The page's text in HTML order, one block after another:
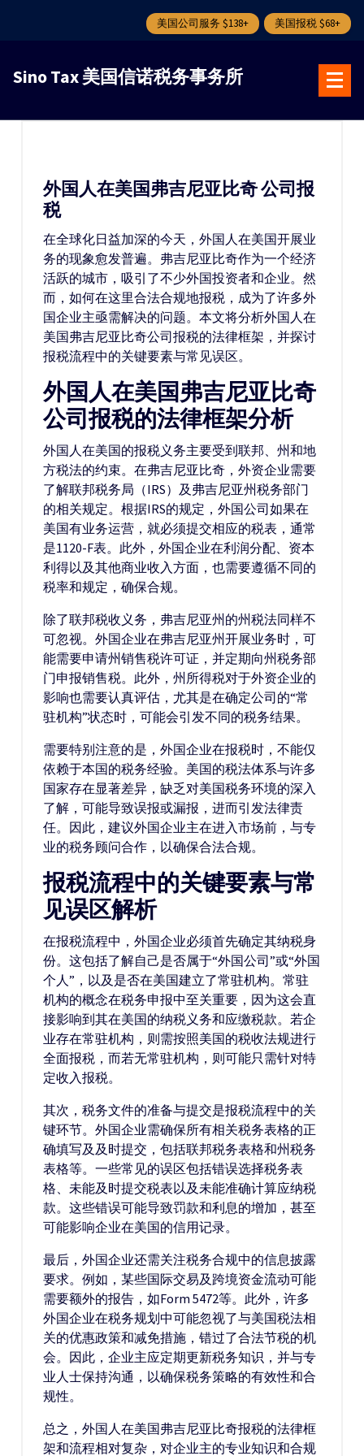
美国公司服务 $138+ 美国报税 $68+
Sino Tax 美国信诺税务事务所
外国人在美国弗吉尼亚比奇 公司报
税
在全球化日益加深的今天，外国人在美国开展业
务的现象愈发普遍。弗吉尼亚比奇作为一个经济
活跃的城市，吸引了不少外国投资者和企业。然
而，如何在这里合法合规地报税，成为了许多外
国企业主亟需解决的问题。本文将分析外国人在
美国弗吉尼亚比奇公司报税的法律框架，并探讨
报税流程中的关键要素与常见误区。
外国人在美国弗吉尼亚比奇
公司报税的法律框架分析
外国人在美国的报税义务主要受到联邦、州和地
方税法的约束。在弗吉尼亚比奇，外资企业需要
了解联邦税务局（IRS）及弗吉尼亚州税务部门
的相关规定。根据IRS的规定，外国公司如果在
美国有业务运营，就必须提交相应的税表，通常
是1120-F表。此外，外国企业在利润分配、资本
利得以及其他商业收入方面，也需要遵循不同的
税率和规定，确保合规。
除了联邦税收义务，弗吉尼亚州的州税法同样不
可忽视。外国企业在弗吉尼亚州开展业务时，可
能需要申请州销售税许可证，并定期向州税务部
门申报销售税。此外，州所得税对于外资企业的
影响也需要认真评估，尤其是在确定公司的“常
驻机构”状态时，可能会引发不同的税务结果。
需要特别注意的是，外国企业在报税时，不能仅
依赖于本国的税务经验。美国的税法体系与许多
国家存在显著差异，缺乏对美国税务环境的深入
了解，可能导致误报或漏报，进而引发法律责
任。因此，建议外国企业主在进入市场前，与专
业的税务顾问合作，以确保合法合规。
报税流程中的关键要素与常
见误区解析
在报税流程中，外国企业必须首先确定其纳税身
份。这包括了解自己是否属于“外国公司”或“外国
个人”，以及是否在美国建立了常驻机构。常驻
机构的概念在税务申报中至关重要，因为这会直
接影响到其在美国的纳税义务和应缴税款。若企
业存在常驻机构，则需按照美国的税收法规进行
全面报税，而若无常驻机构，则可能只需针对特
定收入报税。
其次，税务文件的准备与提交是报税流程中的关
键环节。外国企业需确保所有相关税务表格的正
确填写及及时提交，包括联邦税务表格和州税务
表格等。一些常见的误区包括错误选择税务表
格、未能及时提交税表以及未能准确计算应纳税
款。这些错误可能导致罚款和利息的增加，甚至
可能影响企业在美国的信用记录。
最后，外国企业还需关注税务合规中的信息披露
要求。例如，某些国际交易及跨境资金流动可能
需要额外的报告，如Form 5472等。此外，许多
外国企业在税务规划中可能忽视了与美国税法相
关的优惠政策和减免措施，错过了合法节税的机
会。因此，企业主应定期更新税务知识，并与专
业人士保持沟通，以确保税务策略的有效性和合
规性。
总之，外国人在美国弗吉尼亚比奇报税的法律框
架和流程相对复杂，对企业主的专业知识和合规